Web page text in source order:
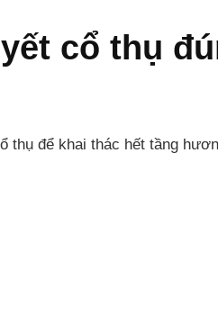
cổ thụ
thụ để khai thác hết tầng